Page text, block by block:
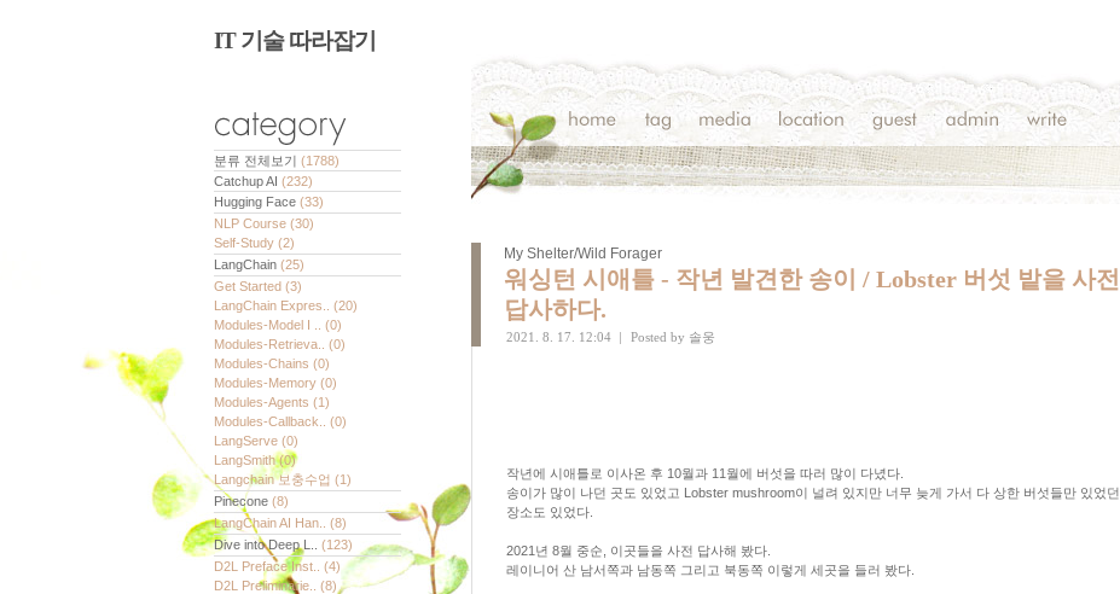
IT 기술 따라잡기
분류 전체보기 (1788)
Catchup AI (232)
Hugging Face (33)
NLP Course (30)
Self-Study (2)
LangChain (25)
Get Started (3)
LangChain Expres.. (20)
Modules-Model I .. (0)
Modules-Retrieva.. (0)
Modules-Chains (0)
Modules-Memory (0)
Modules-Agents (1)
Modules-Callback.. (0)
LangServe (0)
LangSmith(0)
Langchain 보충수업 (1)
Pinecone (8)
LangChain AI Han.. (8)
Dive into Deep L.. (123)
D2L Preface Inst.. (4)
D2L Preliminarie.. (8)
My Shelter/Wild Forager
워싱턴 시애틀 - 작년 발견한 송이 / Lobster 버섯 밭을 사전
답사하다.
2021. 8. 17. 12:04 | Posted by 솔웅
작년에 시애틀로 이사온 후 10월과 11월에 버섯을 따러 많이 다녔다.
송이가 많이 나던 곳도 있었고 Lobster mushroom이 널려 있지만 너무 늦게 가서 다 상한 버섯들만 있었던
장소도 있었다.
2021년 8월 중순, 이곳들을 사전 답사해 봤다.
레이니어 산 남서쪽과 남동쪽 그리고 북동쪽 이렇게 세곳을 들러 봤다.